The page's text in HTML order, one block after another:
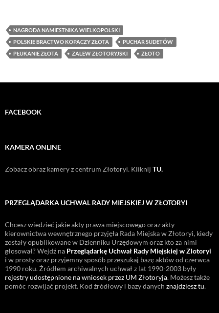
NAGRODA NAMIESTNIKA WIELKOPOLSKI
POLSKIE BRACTWO KOPACZY ZŁOTA
PUCHAR SUDETÓW
PŁUKANIE ZŁOTA
ZALEW ZŁOTORYJSKI ZŁOTO
FACEBOOK
KAMERA ONLINE
Zobacz obraz kamery z centrum Złotoryi. Kliknij TU.
PRZEGLĄDARKA UCHWAL RADY MIEJSKIEJ W ZŁOTORYI
Chcesz wiedzieć jakie akty prawa miejscowego oraz akty
kierownictwa wewnętrznego przyjęła Rada Miejska w Złotoryi, kiedy
zostały opublikowane w Dzienniku Urzędowym oraz kto za nimi
głosował? Wejdź na Przeglądarkę Uchwał Rady Miejskiej w Zlotoryi
i w prosty oraz przyjemny sposób przeszukaj bazę aktów od czerwca
1990 roku. Źródłem archiwalnych uchwał z lat 1990-2003 były
rejestry udostępnione na wniosek przez UM Złotoryja. Możesz także
pomóc rozwijać projekt. Kod źródłowy i bazy danych znajdziesz tu.